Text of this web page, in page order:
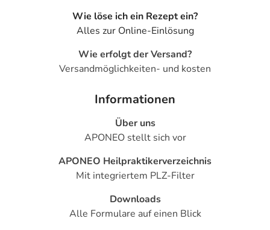
Wie löse ich ein Rezept ein?
Alles zur Online-Einlösung
Wie erfolgt der Versand?
Versandmöglichkeiten- und kosten
Informationen
Über uns
APONEO stellt sich vor
APONEO Heilpraktikerverzeichnis
Mit integriertem PLZ-Filter
Downloads
Alle Formulare auf einen Blick